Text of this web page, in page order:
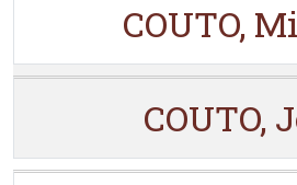
COUTO,
COUTO,